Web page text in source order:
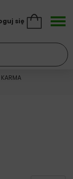
się
KARMA